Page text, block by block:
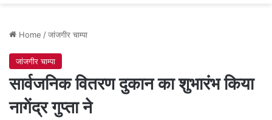
Home /जांजगीर चाम्पा
जांजगीर चाम्पा
सार्वजनिक वितरण दुकान का शुभारंभ किया
नागेंद्र गुप्ता ने